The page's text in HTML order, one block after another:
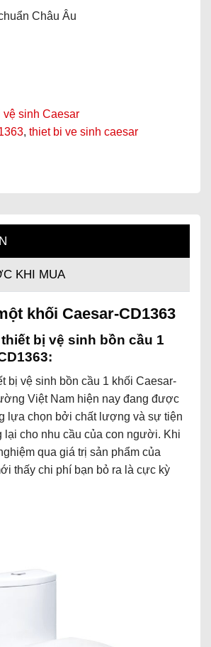
Châu Âu
vệ sinh Caesar
, thiet bi ve sinh caesar
KHI MUA
khối Caesar-CD1363
bị vệ sinh bồn cầu 1
bị vệ sinh bồn cầu 1 khối Caesar-
Việt Nam hiện nay đang được
lựa chọn bởi chất lượng và sự tiện
lại cho nhu cầu của con người. Khi
qua giá trị sản phẩm của
thấy chi phí bạn bỏ ra là cực kỳ